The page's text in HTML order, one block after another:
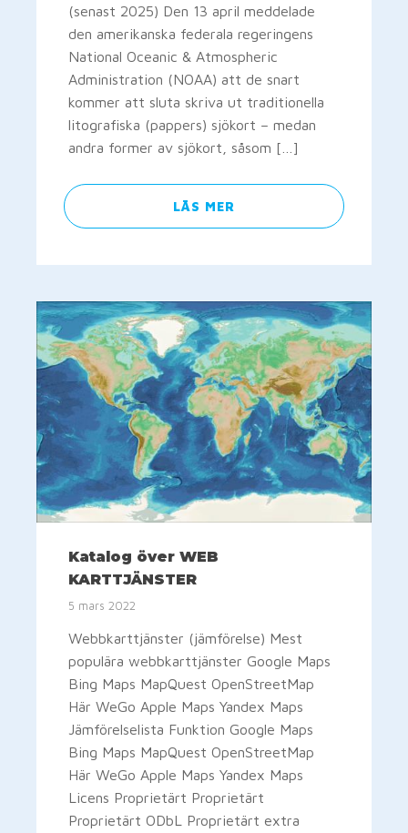
(senast 2025) Den 13 april meddelade
den amerikanska federala regeringens
National Oceanic & Atmospheric
Administration (NOAA) att de snart
kommer att sluta skriva ut traditionella
litografiska (pappers) sjökort – medan
andra former av sjökort, såsom […]
LÄS MER
Katalog över WEB
KARTTJÄNSTER
5 mars 2022
Webbkarttjänster (jämförelse) Mest
populära webbkarttjänster Google Maps
Bing Maps MapQuest OpenStreetMap
Här WeGo Apple Maps Yandex Maps
Jämförelselista Funktion Google Maps
Bing Maps MapQuest OpenStreetMap
Här WeGo Apple Maps Yandex Maps
Licens Proprietärt Proprietärt
Proprietärt ODbL Proprietärt extra